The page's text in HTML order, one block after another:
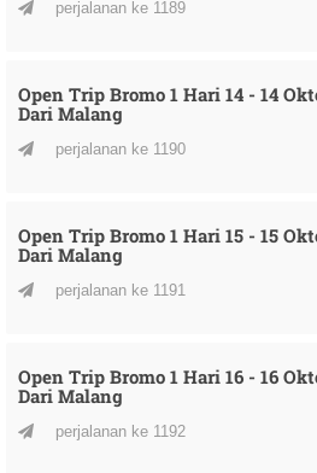
perjalanan ke 1189
Open Trip Bromo 1 Hari 14 - 14
Dari Malang
perjalanan ke 1190
Open Trip Bromo 1 Hari 15 - 15
Dari Malang
perjalanan ke 1191
Open Trip Bromo 1 Hari 16 - 16
Dari Malang
perjalanan ke 1192